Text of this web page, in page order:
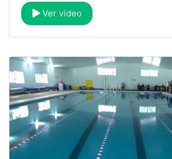
Ver video